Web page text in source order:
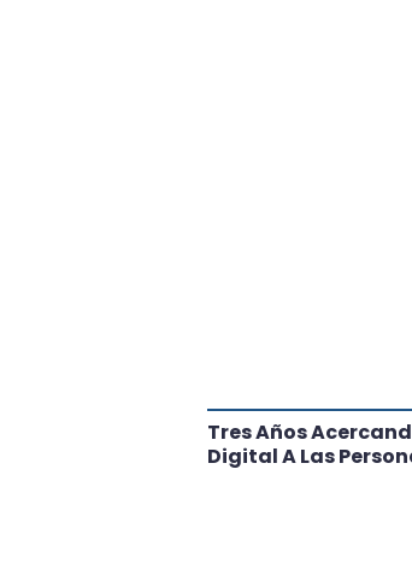
Tres Años
Digital A Las